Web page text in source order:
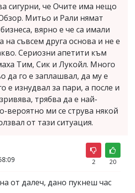
сигурни, че Очите има нещо
Митьо и Рали нямат
вярно е че са имали
на съвсем друга основа и не е
Сериозни апетити към
Тим, Сик и Лукойл. Много
да го е заплашвал, да му е
е изнудвал за пари, а после и
трябва да е най-
вероятно ми се струва някой
от тази ситуация.
2 20
от далеч, дано пукнеш час